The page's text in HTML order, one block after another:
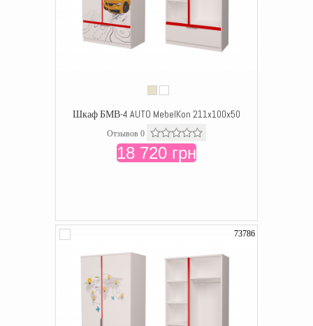
Шкаф БМВ-4 AUTO MebelKon 211x100x50
Отзывов 0
18 720 грн
73786